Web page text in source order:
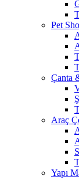
Pet
Çanta
Araç
Yapı